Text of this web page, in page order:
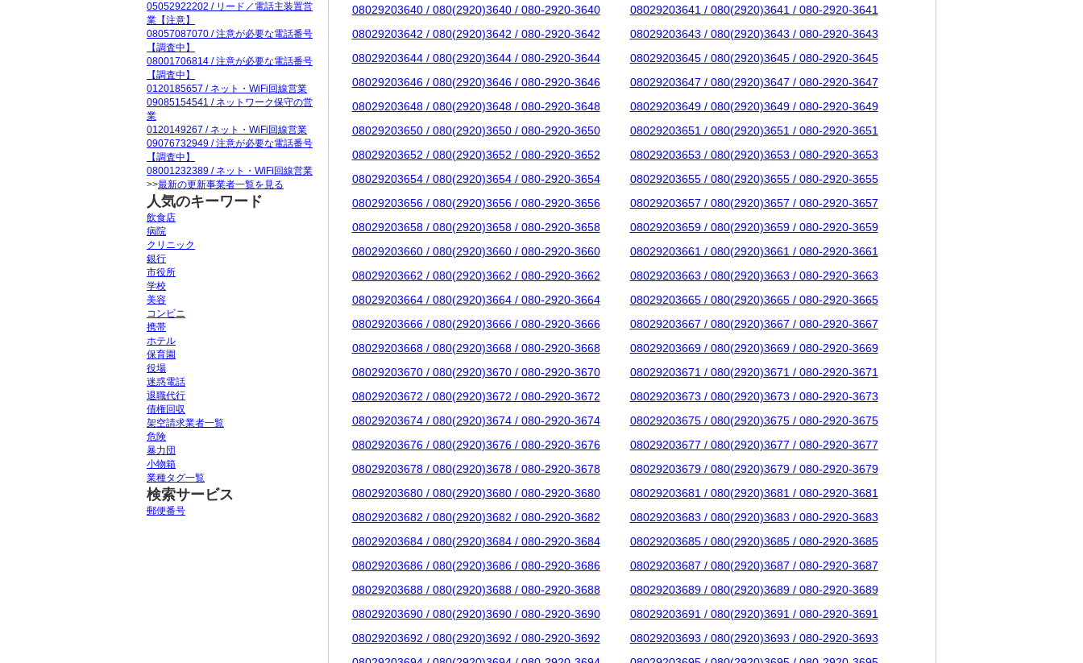
08029203640 / 080(2920)3640 / 080-2920-3640
08029203641 / 080(2920)3641 / 080-2920-3641
08029203642 / 080(2920)3642 / 080-2920-3642
08029203643 / 080(2920)3643 / 080-2920-3643
08029203644 / 080(2920)3644 / 080-2920-3644
08029203645 / 080(2920)3645 / 080-2920-3645
08029203646 / 080(2920)3646 / 080-2920-3646
08029203647 / 080(2920)3647 / 080-2920-3647
08029203648 / 080(2920)3648 / 080-2920-3648
08029203649 / 080(2920)3649 / 080-2920-3649
08029203650 / 080(2920)3650 / 080-2920-3650
08029203651 / 080(2920)3651 / 080-2920-3651
08029203652 / 080(2920)3652 / 080-2920-3652
08029203653 / 080(2920)3653 / 080-2920-3653
08029203654 / 080(2920)3654 / 080-2920-3654
08029203655 / 080(2920)3655 / 080-2920-3655
08029203656 / 080(2920)3656 / 080-2920-3656
08029203657 / 080(2920)3657 / 080-2920-3657
08029203658 / 080(2920)3658 / 080-2920-3658
08029203659 / 080(2920)3659 / 080-2920-3659
08029203660 / 080(2920)3660 / 080-2920-3660
08029203661 / 080(2920)3661 / 080-2920-3661
08029203662 / 080(2920)3662 / 080-2920-3662
08029203663 / 080(2920)3663 / 080-2920-3663
08029203664 / 080(2920)3664 / 080-2920-3664
08029203665 / 080(2920)3665 / 080-2920-3665
08029203666 / 080(2920)3666 / 080-2920-3666
08029203667 / 080(2920)3667 / 080-2920-3667
08029203668 / 080(2920)3668 / 080-2920-3668
08029203669 / 080(2920)3669 / 080-2920-3669
08029203670 / 080(2920)3670 / 080-2920-3670
08029203671 / 080(2920)3671 / 080-2920-3671
08029203672 / 080(2920)3672 / 080-2920-3672
08029203673 / 080(2920)3673 / 080-2920-3673
08029203674 / 080(2920)3674 / 080-2920-3674
08029203675 / 080(2920)3675 / 080-2920-3675
08029203676 / 080(2920)3676 / 080-2920-3676
08029203677 / 080(2920)3677 / 080-2920-3677
08029203678 / 080(2920)3678 / 080-2920-3678
08029203679 / 080(2920)3679 / 080-2920-3679
08029203680 / 080(2920)3680 / 080-2920-3680
08029203681 / 080(2920)3681 / 080-2920-3681
08029203682 / 080(2920)3682 / 080-2920-3682
08029203683 / 080(2920)3683 / 080-2920-3683
08029203684 / 080(2920)3684 / 080-2920-3684
08029203685 / 080(2920)3685 / 080-2920-3685
08029203686 / 080(2920)3686 / 080-2920-3686
08029203687 / 080(2920)3687 / 080-2920-3687
08029203688 / 080(2920)3688 / 080-2920-3688
08029203689 / 080(2920)3689 / 080-2920-3689
08029203690 / 080(2920)3690 / 080-2920-3690
08029203691 / 080(2920)3691 / 080-2920-3691
08029203692 / 080(2920)3692 / 080-2920-3692
08029203693 / 080(2920)3693 / 080-2920-3693
05052922202 / リード／電話主装置営
業【注意】
08057087070 / 注意が必要な電話番号
【調査中】
08001706814 / 注意が必要な電話番号
【調査中】
0120185657 / ネット・WiFi回線営業
09085154541 / ネットワーク保守の営
業
0120149267 / ネット・WiFi回線営業
09076732949 / 注意が必要な電話番号
【調査中】
08001232389 / ネット・WiFi回線営業
>>最新の更新事業者一覧を見る
人気のキーワード
飲食店
病院
クリニック
銀行
市役所
学校
美容
コンビニ
携帯
ホテル
保育園
役場
迷惑電話
退職代行
債権回収
架空請求業者一覧
危険
暴力団
小物箱
業種タグ一覧
検索サービス
郵便番号